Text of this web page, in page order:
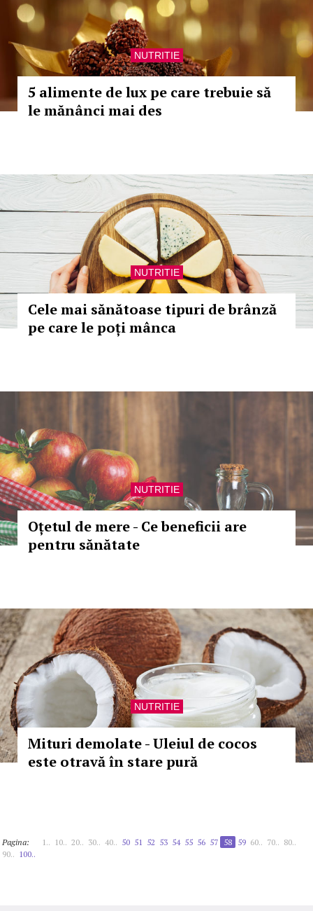
NUTRITIE
5 alimente de lux pe care trebuie să
le mănânci mai des
NUTRITIE
Cele mai sănătoase tipuri de brânză
pe care le poți mânca
NUTRITIE
Oțetul de mere - Ce beneficii are
pentru sănătate
NUTRITIE
Mituri demolate - Uleiul de cocos
este otravă în stare pură
Pagina: 1.. 10.. 20.. 30.. 40.. 50 51 52 53 54 55 56 57 58 59 60.. 70.. 80..
90.. 100..